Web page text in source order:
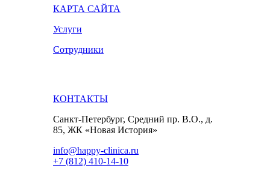
КАРТА САЙТА
Услуги
Сотрудники
КОНТАКТЫ
Санкт-Петербург, Средний пр. В.О., д.
85, ЖК «Новая История»
info@happy-clinica.ru
+7 (812) 410-14-10